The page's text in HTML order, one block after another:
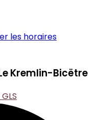
les horaires
Kremlin-Bicëtre